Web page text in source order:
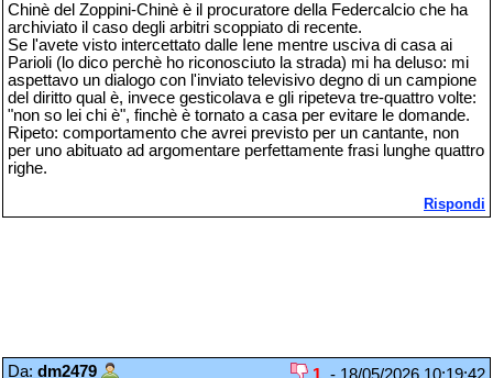
Chinè del Zoppini-Chinè è il procuratore della Federcalcio che ha
archiviato il caso degli arbitri scoppiato di recente.
Se l'avete visto intercettato dalle Iene mentre usciva di casa ai
Parioli (lo dico perchè ho riconosciuto la strada) mi ha deluso: mi
aspettavo un dialogo con l'inviato televisivo degno di un campione
del diritto qual è, invece gesticolava e gli ripeteva tre-quattro volte:
"non so lei chi è", finchè è tornato a casa per evitare le domande.
Ripeto: comportamento che avrei previsto per un cantante, non
per uno abituato ad argomentare perfettamente frasi lunghe quattro
righe.
Rispondi
Da: dm2479